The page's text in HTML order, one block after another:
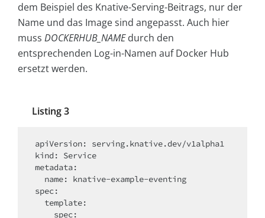
dem Beispiel des Knative-Serving-Beitrags, nur der
Name und das Image sind angepasst. Auch hier
muss DOCKER­HUB_NAMEdurch den
entsprechenden Log-in-Namen auf Docker Hub
ersetzt werden.
Listing 3
apiVersion: serving.knative.dev/v1alpha1
kind: Service
metadata:
spec: